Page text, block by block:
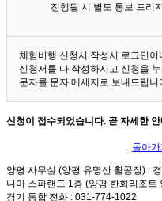
진행될 시 별도 통보 드리
체험비행 신청서 작성시 로그인
신청서를 다 작성하시고 신청을
문자를 문자 메세지로 보내드립니
신청이 접수되었습니다. 곧 자세한
돌아가
양평 사무실 (양평 유명산 활공장) :
니아 스파랜드 1층 (양평 한화리조트
경기 통합 전화 : 031-774-1022